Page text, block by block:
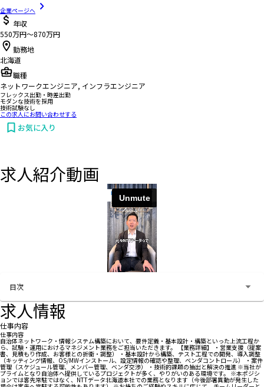
企業ページへ
年収
550万円〜870万円
勤務地
北海道
職種
ネットワークエンジニア, インフラエンジニア
フレックス出勤・時差出勤
モダンな技術を採用
技術試験なし
この求人にお問い合わせする
お気に入り
お問い合わせする
求人紹介動画
目次
求人情報
仕事内容
仕事内容
自治体ネットワーク・情報システム構築において、要件定義・基本設計・構築といった上流工程か
ら、試験・運用におけるマネジメント業務をご担当いただきます。 【業務詳細】 ・営業支援（提案
書、見積もり作成、お客様との折衝・調整） ・基本設計から構築、テスト工程での開発、導入調整
（キッティング情報、OS/MWインストール、設定情報の確認や整理、ベンダコントロール） ・案件
管理（スケジュール管理、メンバー管理、ベンダ交渉） ・技術的課題の抽出と解決の推進 ※当社が
プライムとなり自治体へ提供しているプロジェクトが多く、やりがいのある環境です。 ※本ポジシ
ョンでは客先常駐ではなく、NTTデータ北海道本社での業務となります（今後部署異動が発生した